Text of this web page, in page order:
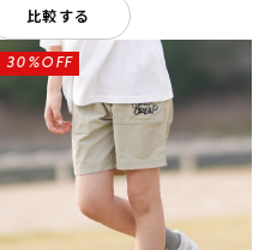
比較する
30%OFF